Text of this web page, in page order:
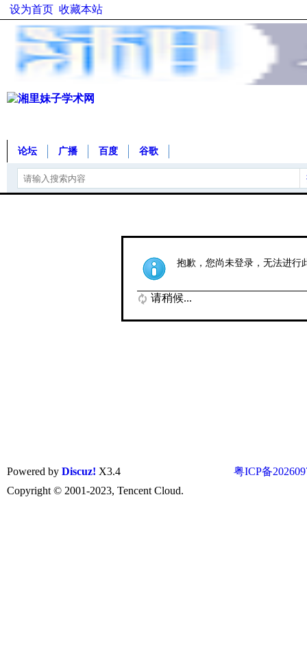
设为首页 收藏本站
论坛 广播 百度 谷歌
抱歉，您尚未登录，无法进行
请稍候...
粤ICP备
Powered by Discuz! X3.4
Copyright © 2001-2023, Tencent Cloud.